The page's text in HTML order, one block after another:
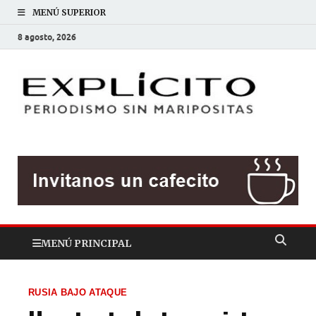
MENÚ SUPERIOR
8 agosto, 2026
MENÚ PRINCIPAL
RUSIA BAJO ATAQUE